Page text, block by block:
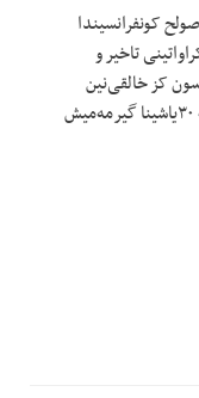
۱-ده او پاریس صولح کونفرانسیندا
تاخیر و
کز خالقی‌نین
حضورونا بئله‌جه چیخان فریدون ابراهیمی هله ۳۰یاشینا گیرمه‌میش